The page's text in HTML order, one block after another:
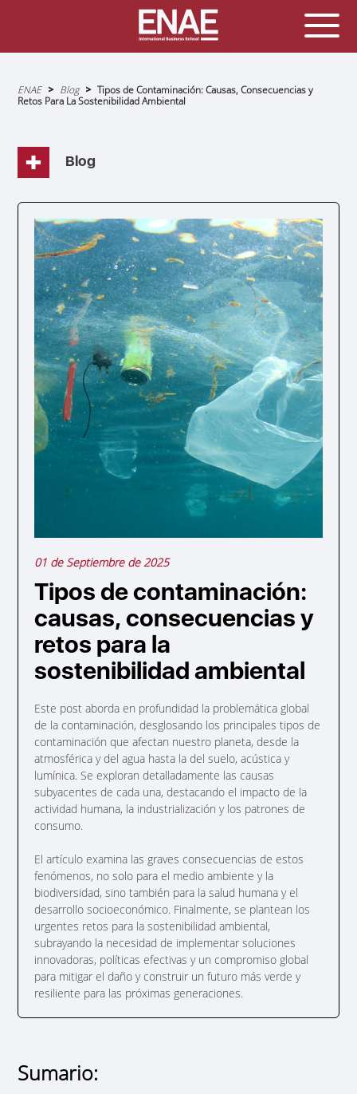
Sobrescribir
enlaces
de
navegación
ENAE Blog
Tipos de Contaminación: Causas, Consecuencias y
Retos Para La Sostenibilidad Ambiental
Blog
01 de Septiembre de 2025
Tipos de contaminación:
causas, consecuencias y
retos para la
sostenibilidad ambiental
Este post aborda en profundidad la problemática global
de la contaminación, desglosando los principales tipos de
contaminación que afectan nuestro planeta, desde la
atmosférica y del agua hasta la del suelo, acústica y
lumínica. Se exploran detalladamente las causas
subyacentes de cada una, destacando el impacto de la
actividad humana, la industrialización y los patrones de
consumo.
El artículo examina las graves consecuencias de estos
fenómenos, no solo para el medio ambiente y la
biodiversidad, sino también para la salud humana y el
desarrollo socioeconómico. Finalmente, se plantean los
urgentes retos para la sostenibilidad ambiental,
subrayando la necesidad de implementar soluciones
innovadoras, políticas efectivas y un compromiso global
para mitigar el daño y construir un futuro más verde y
resiliente para las próximas generaciones.
Sumario: